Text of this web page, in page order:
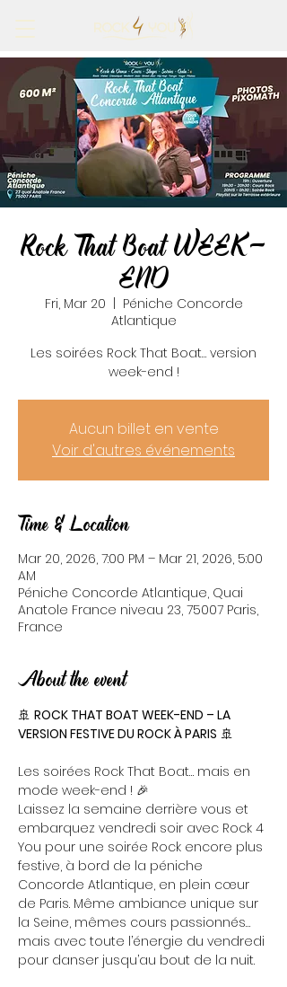
Rock That Boat WEEK-
END
Fri, Mar 20
Péniche Concorde
Atlantique
Les soirées Rock That Boat… version
week-end !
Aucun billet en vente
Voir d'autres événements
Time & Location
Mar 20, 2026, 7:00 PM – Mar 21, 2026, 5:00
AM
Péniche Concorde Atlantique, Quai
Anatole France niveau 23, 75007 Paris,
France
About the event
🚢 ROCK THAT BOAT WEEK-END – LA
VERSION FESTIVE DU ROCK À PARIS 🚢
Les soirées Rock That Boat… mais en
mode week-end ! 🎉
Laissez la semaine derrière vous et
embarquez vendredi soir avec Rock 4
You pour une soirée Rock encore plus
festive, à bord de la péniche
Concorde Atlantique, en plein cœur
de Paris. Même ambiance unique sur
la Seine, mêmes cours passionnés…
mais avec toute l’énergie du vendredi
pour danser jusqu’au bout de la nuit.